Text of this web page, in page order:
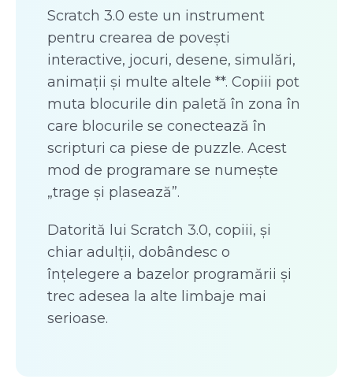
Scratch 3.0 este un instrument
pentru crearea de povești
interactive, jocuri, desene, simulări,
animații și multe altele **. Copiii pot
muta blocurile din paletă în zona în
care blocurile se conectează în
scripturi ca piese de puzzle. Acest
mod de programare se numește
„trage și plasează”.
Datorită lui Scratch 3.0, copiii, și
chiar adulții, dobândesc o
înțelegere a bazelor programării și
trec adesea la alte limbaje mai
serioase.